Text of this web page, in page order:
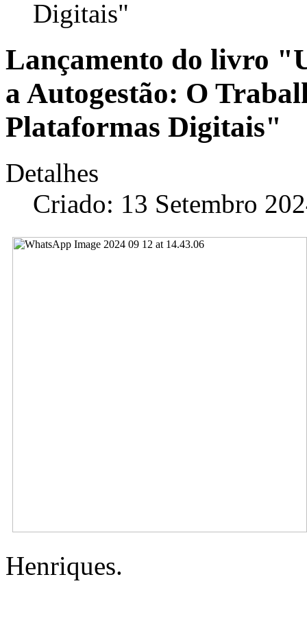
Digitais"
Lançamento do livro
a Autogestão: O
Plataformas Digitais"
Detalhes
Criado: 13 Setembro
Henriques.